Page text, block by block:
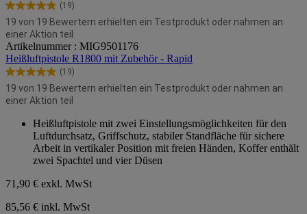
(19)
4.8
von
5
Sternen.
19
Bewertungen
19 von 19 Bewertern erhielten ein Testprodukt oder nahmen an
einer Aktion teil
Artikelnummer : MIG9501176
Heißluftpistole R1800 mit Zubehör - Rapid
(19)
4.8
von
5
Bewertungen
19 von 19 Bewertern erhielten ein Testprodukt oder nahmen an
einer Aktion teil
Heißluftpistole mit zwei Einstellungsmöglichkeiten für den
Luftdurchsatz, Griffschutz, stabiler Standfläche für sichere
Arbeit in vertikaler Position mit freien Händen, Koffer enthält
zwei Spachtel und vier Düsen
71,90 € exkl. MwSt
85,56 € inkl. MwSt